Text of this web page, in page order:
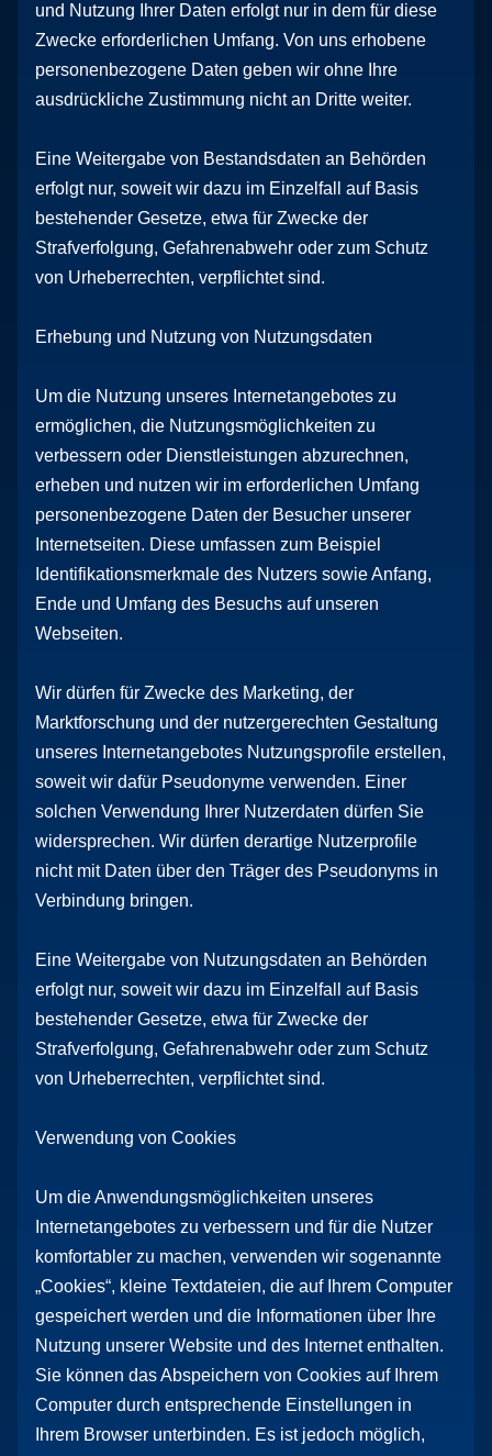
und Nutzung Ihrer Daten erfolgt nur in dem für diese
Zwecke erforderlichen Umfang. Von uns erhobene
personenbezogene Daten geben wir ohne Ihre
ausdrückliche Zustimmung nicht an Dritte weiter.
Eine Weitergabe von Bestandsdaten an Behörden
erfolgt nur, soweit wir dazu im Einzelfall auf Basis
bestehender Gesetze, etwa für Zwecke der
Strafverfolgung, Gefahrenabwehr oder zum Schutz
von Urheberrechten, verpflichtet sind.
Erhebung und Nutzung von Nutzungsdaten
Um die Nutzung unseres Internetangebotes zu
ermöglichen, die Nutzungsmöglichkeiten zu
verbessern oder Dienstleistungen abzurechnen,
erheben und nutzen wir im erforderlichen Umfang
personenbezogene Daten der Besucher unserer
Internetseiten. Diese umfassen zum Beispiel
Identifikationsmerkmale des Nutzers sowie Anfang,
Ende und Umfang des Besuchs auf unseren
Webseiten.
Wir dürfen für Zwecke des Marketing, der
Marktforschung und der nutzergerechten Gestaltung
unseres Internetangebotes Nutzungsprofile erstellen,
soweit wir dafür Pseudonyme verwenden. Einer
solchen Verwendung Ihrer Nutzerdaten dürfen Sie
widersprechen. Wir dürfen derartige Nutzerprofile
nicht mit Daten über den Träger des Pseudonyms in
Verbindung bringen.
Eine Weitergabe von Nutzungsdaten an Behörden
erfolgt nur, soweit wir dazu im Einzelfall auf Basis
bestehender Gesetze, etwa für Zwecke der
Strafverfolgung, Gefahrenabwehr oder zum Schutz
von Urheberrechten, verpflichtet sind.
Verwendung von Cookies
Um die Anwendungsmöglichkeiten unseres
Internetangebotes zu verbessern und für die Nutzer
komfortabler zu machen, verwenden wir sogenannte
„Cookies“, kleine Textdateien, die auf Ihrem Computer
gespeichert werden und die Informationen über Ihre
Nutzung unserer Website und des Internet enthalten.
Sie können das Abspeichern von Cookies auf Ihrem
Computer durch entsprechende Einstellungen in
Ihrem Browser unterbinden. Es ist jedoch möglich,